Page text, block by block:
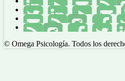
© Omega Psicología. Todos los